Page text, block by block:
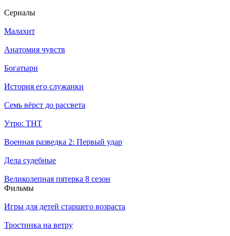
Се­риа­лы
Малахит
Анатомия чувств
Богатыри
История его служанки
Семь вёрст до рассвета
Утро: ТНТ
Военная разведка 2: Первый удар
Дела судебные
Великолепная пятерка 8 сезон
Филь­мы
Игры для детей старшего возраста
Тростинка на ветру